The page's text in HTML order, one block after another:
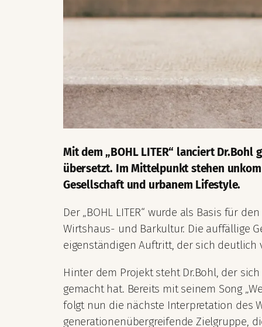
Mit dem „BOHL LITER“ lanciert
übersetzt. Im Mittelpunkt stehen
Gesellschaft und urbanem Lifestyle.
Der „BOHL LITER“ wurde als Basis für
Wirtshaus- und Barkultur. Die auffällige
eigenständigen Auftritt, der sich deutlich
Hinter dem Projekt steht Dr.Bohl, der
gemacht hat. Bereits mit seinem Song
folgt nun die nächste Interpretation des
generationenübergreifende Zielgruppe,